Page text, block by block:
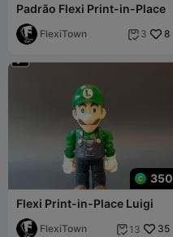
Padrão Flexi Print-in-Place
FlexiTown  3 8
350
Flexi Print-in-Place Luigi
FlexiTown  13 35